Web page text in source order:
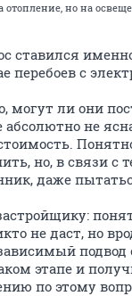
отопление, но на
ставился
перебоев с
могут ли они
не
но, в связи с
даже
не даст, но
подвод
этапе и
по этому